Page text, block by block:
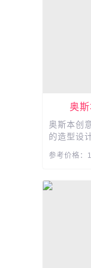
奥
奥斯本
的造型设
感，可以
参考价格：